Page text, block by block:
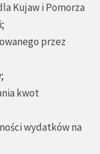
Kujaw i Pomorza
przez
kwot
wydatków na